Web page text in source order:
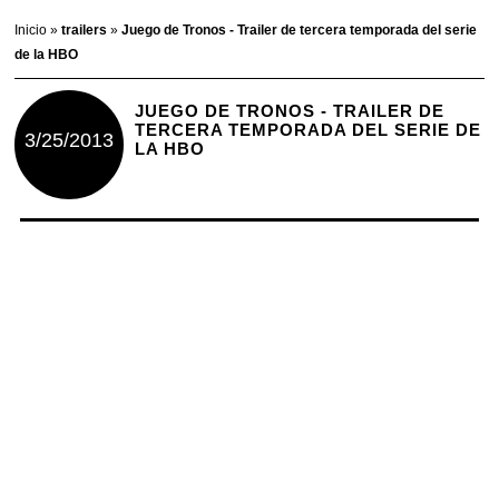
Inicio»trailers»Juego de Tronos - Trailer de tercera temporada del serie
de la HBO
3/25/2013
JUEGO DE TRONOS - TRAILER DE
TERCERA TEMPORADA DEL SERIE DE
LA HBO